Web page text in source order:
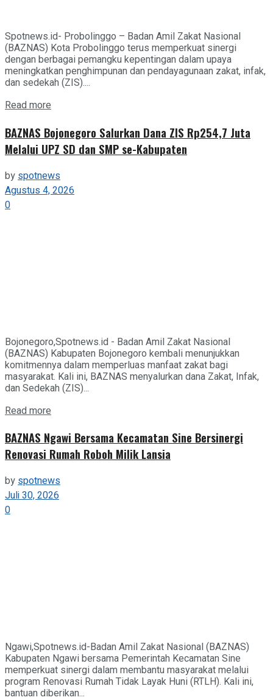
Spotnews.id- Probolinggo – Badan Amil Zakat Nasional
(BAZNAS) Kota Probolinggo terus memperkuat sinergi
dengan berbagai pemangku kepentingan dalam upaya
meningkatkan penghimpunan dan pendayagunaan zakat, infak,
dan sedekah (ZIS)....
Read more
BAZNAS Bojonegoro Salurkan Dana ZIS Rp254,7 Juta
Melalui UPZ SD dan SMP se-Kabupaten
by spotnews
Agustus 4, 2026
0
Bojonegoro,Spotnews.id - Badan Amil Zakat Nasional
(BAZNAS) Kabupaten Bojonegoro kembali menunjukkan
komitmennya dalam memperluas manfaat zakat bagi
masyarakat. Kali ini, BAZNAS menyalurkan dana Zakat, Infak,
dan Sedekah (ZIS)...
Read more
BAZNAS Ngawi Bersama Kecamatan Sine Bersinergi
Renovasi Rumah Roboh Milik Lansia
byspotnews
Juli 30, 2026
0
Ngawi,Spotnews.id-Badan Amil Zakat Nasional (BAZNAS)
Kabupaten Ngawi bersama Pemerintah Kecamatan Sine
memperkuat sinergi dalam membantu masyarakat melalui
program Renovasi Rumah Tidak Layak Huni (RTLH). Kali ini,
bantuan diberikan...